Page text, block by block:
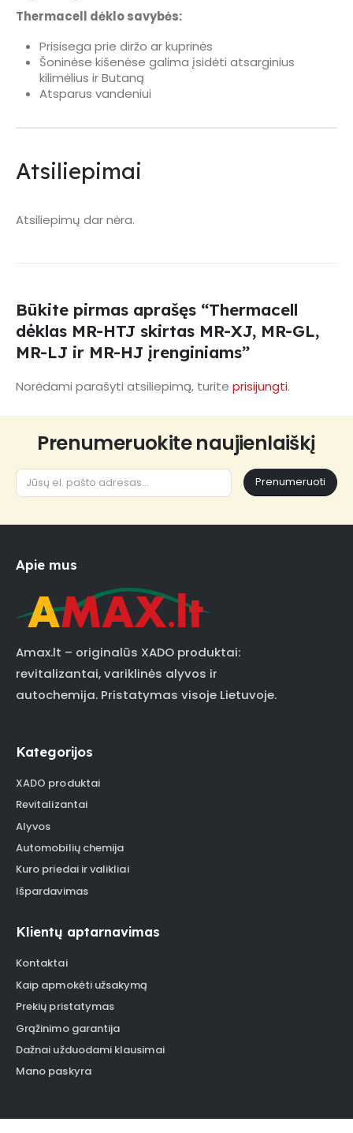
Thermacell dėklo savybės:
Prisisega prie diržo ar kuprinės
Šoninėse kišenėse galima įsidėti atsarginius
kilimėlius ir Butaną
Atsparus vandeniui
Atsiliepimai
Atsiliepimų dar nėra.
Būkite pirmas aprašęs “Thermacell
dėklas MR-HTJ skirtas MR-XJ, MR-GL,
MR-LJ ir MR-HJ įrenginiams”
Norėdami parašyti atsiliepimą, turite prisijungti.
Prenumeruokite naujienlaiškį
Prenumeruoti
Apie mus
Amax.lt – originalūs XADO produktai:
revitalizantai, variklinės alyvos ir
autochemija. Pristatymas visoje Lietuvoje.
Kategorijos
XADO produktai
Revitalizantai
Alyvos
Automobilių chemija
Kuro priedai ir valikliai
Išpardavimas
Klientų aptarnavimas
Kontaktai
Kaip apmokėti užsakymą
Prekių pristatymas
Grąžinimo garantija
Dažnai užduodami klausimai
Mano paskyra